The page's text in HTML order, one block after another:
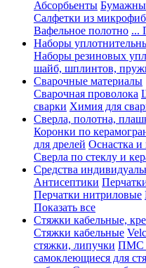
Абсорбьенты
Салфетки из
Вафельное полотно ...
Наборы
Наборы резиновых
шайб, шплинтов,
Сварочные материалы
Сварочная проволока
сварки Химия для
Сверла, полотна,
Коронки по
для дрелей Оснастка и
Сверла по стеклу и
Средства
Антисептики
Перчатки нитриловые
Показать все
Стяжки кабельные,
Стяжки кабельные
стяжки, липучки ПМС
самоклеющиеся для